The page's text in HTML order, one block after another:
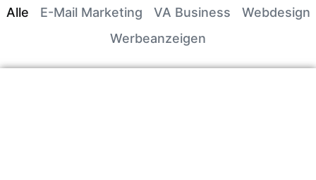
E-Mail Marketing VA Business
Webdesign
Werbeanzeigen
Alle